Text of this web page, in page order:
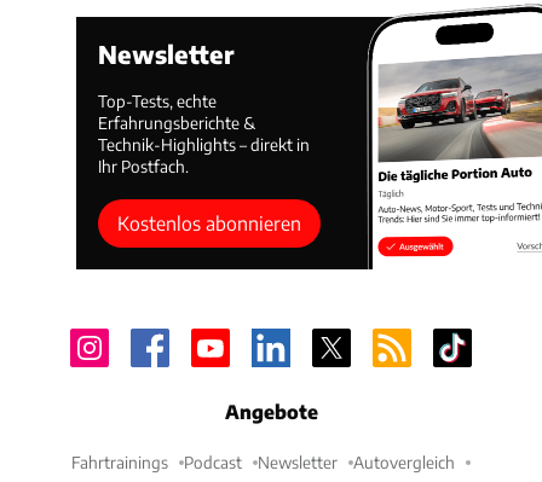
Newsletter
Top-Tests, echte
Erfahrungsberichte &
Technik-Highlights – direkt in
Ihr Postfach.
Kostenlos abonnieren
Angebote
Fahrtrainings Podcast Newsletter Autovergleich